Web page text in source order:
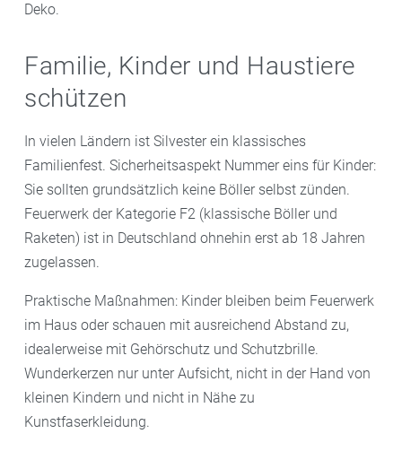
Deko.
Familie, Kinder und Haustiere
schützen
In vielen Ländern ist Silvester ein klassisches
Familienfest. Sicherheitsaspekt Nummer eins für Kinder:
Sie sollten grundsätzlich keine Böller selbst zünden.
Feuerwerk der Kategorie F2 (klassische Böller und
Raketen) ist in Deutschland ohnehin erst ab 18 Jahren
zugelassen.
Praktische Maßnahmen: Kinder bleiben beim Feuerwerk
im Haus oder schauen mit ausreichend Abstand zu,
idealerweise mit Gehörschutz und Schutzbrille.
Wunderkerzen nur unter Aufsicht, nicht in der Hand von
kleinen Kindern und nicht in Nähe zu
Kunstfaserkleidung.